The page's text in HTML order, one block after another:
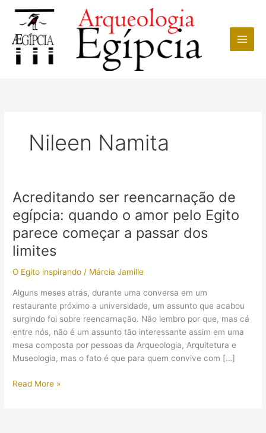
conteúdo
Nileen Namita
Acreditando ser reencarnação de
egípcia: quando o amor pelo Egito
parece começar a passar dos
limites
O Egito inspirando / Márcia Jamille
Alguns meses atrás, durante uma conversa em um
restaurante próximo a universidade, um assunto que acabou
surgindo foi sobre reencarnação. Não lembro por que, mas cá
entre nós, não é um assunto tão interessante assim em uma
mesa composta por pessoas da Arqueologia, Arquitetura e
Museologia, mas o fato é que para quem convive com […]
Acreditando
Read More »